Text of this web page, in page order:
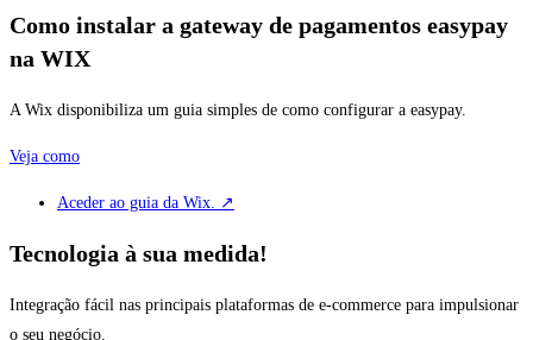
Como instalar a gateway de pagamentos easypay
na WIX
A Wix disponibiliza um guia simples de como configurar a easypay.
Veja como
Aceder ao guia da Wix. ↗
Tecnologia à sua medida!
Integração fácil nas principais plataformas de e-commerce para impulsionar
o seu negócio.